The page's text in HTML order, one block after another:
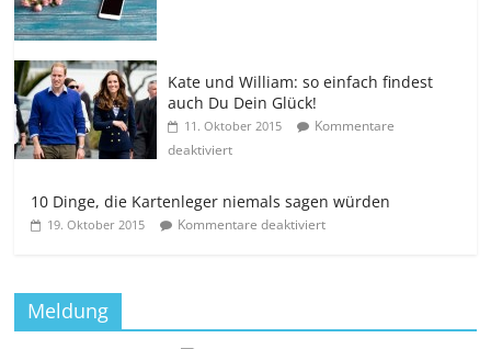
Kate und William: so einfach findest
auch Du Dein Glück!
11. Oktober 2015
Kommentare
deaktiviert
10 Dinge, die Kartenleger niemals sagen würden
19. Oktober 2015 Kommentare deaktiviert
Meldung